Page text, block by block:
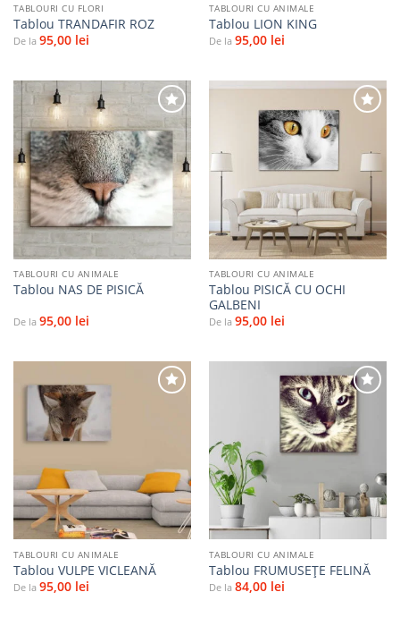
TABLOURI CU FLORI
Tablou TRANDAFIR ROZ
De la 95,00 lei
TABLOURI CU ANIMALE
Tablou LION KING
De la 95,00 lei
Adaugă
la
favorite
TABLOURI CU ANIMALE
Tablou NAS DE PISICĂ
De la 95,00 lei
Adaugă
la
favorite
TABLOURI CU ANIMALE
Tablou PISICĂ CU OCHI
GALBENI
De la 95,00 lei
TABLOURI CU ANIMALE
Tablou VULPE VICLEANĂ
De la 95,00 lei
Adaugă
la
TABLOURI CU ANIMALE
Tablou FRUMUSEȚE FELINĂ
De la 84,00 lei